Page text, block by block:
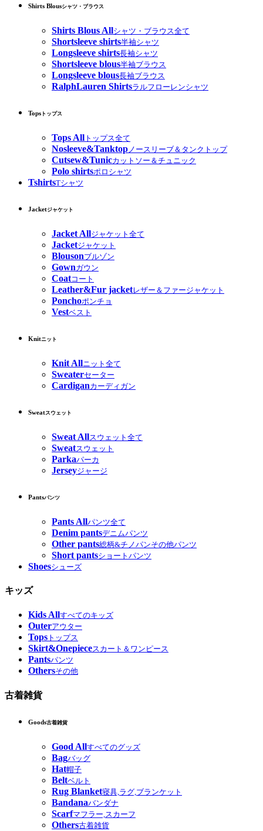
Shirts Blousシャツ・ブラウス
Shirts Blous Allシャツ・ブラウス全て
Shortsleeve shirts半袖シャツ
Longsleeve shirts長袖シャツ
Shortsleeve blous半袖ブラウス
Longsleeve blous長袖ブラウス
RalphLauren Shirtsラルフローレンシャツ
Tops トップス
Tops All トップス全て
Nosleeve&Tanktop ノースリーブ＆タンクトップ
Cutsew&Tunicカットソー＆チュニック
Polo shirtsポロシャツ
TshirtsTシャツ
Jacketジャケット
Jacket Allジャケット全て
Jacketジャケット
Blousonブルゾン
Gownガウン
Coatコート
Leather&Fur jacketレザー＆ファージャケット
Ponchoポンチョ
Vestベスト
Knitニット
Knit Allニット全て
Sweaterセーター
Cardiganカーディガン
Sweatスウェット
Sweat Allスウェット全て
Sweatスウェット
Parkaパーカ
Jerseyジャージ
Pantsパンツ
Pants Allパンツ全て
Denim pantsデニムパンツ
Other pants総柄&チノパンその他パンツ
Short pantsショートパンツ
Shoesシューズ
キッズ
Kids Allすべてのキッズ
Outerアウター
Tops トップス
Skirt&Onepieceスカート＆ワンピース
Pantsパンツ
Othersその他
古着雑貨
Goods古着雑貨
Good Allすべてのグッズ
Bagバッグ
Hat帽子
Beltベルト
Rug Blanket寝具,ラグ,ブランケット
Bandanaバンダナ
Scarfマフラー,スカーフ
Others古着雑貨